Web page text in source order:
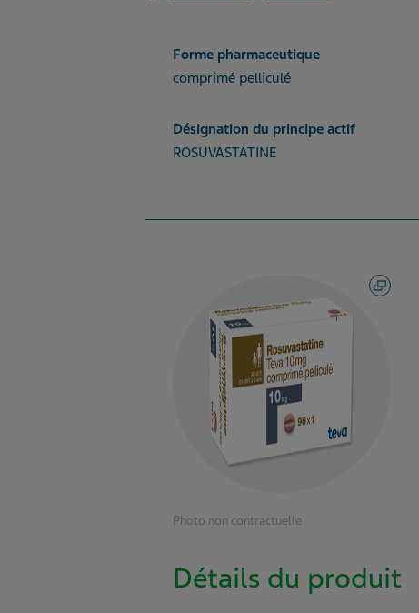
Forme pharmaceutique
comprimé pelliculé
Désignation du principe actif
ROSUVASTATINE
Photo non contractuelle
Détails du produit